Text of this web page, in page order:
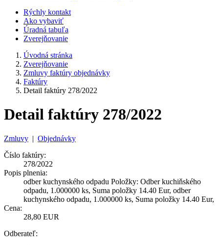
Rýchly kontakt
Ako vybaviť
Úradná tabuľa
Zverejňovanie
Úvodná stránka
Zverejňovanie
Zmluvy faktúry objednávky
Faktúry
Detail faktúry 278/2022
Detail faktúry 278/2022
Zmluvy | Objednávky
Číslo faktúry:
278/2022
Popis plnenia:
odber kuchynského odpadu Položky: Odber kuchiňského
odpadu, 1.000000 ks, Suma položky 14.40 Eur, odber
kuchynského odpadu, 1.000000 ks, Suma položky 14.40 Eur,
Cena:
28,80 EUR
Odberateľ: